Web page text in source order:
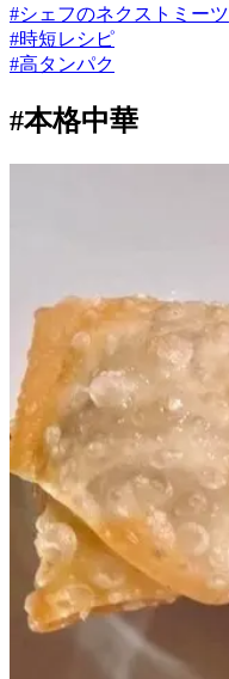
#シェフのネクストミーツ
#時短レシピ
#高タンパク
#本格中華